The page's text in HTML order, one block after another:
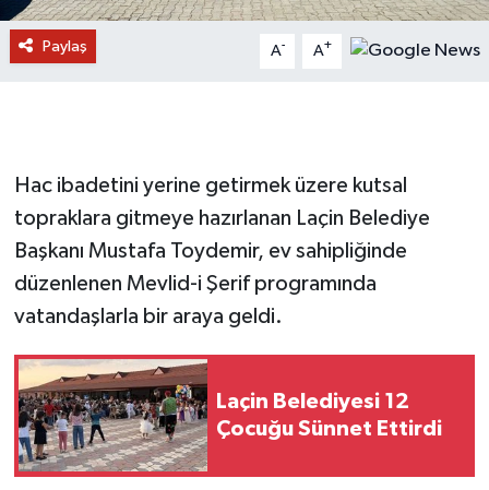
Paylaş A- A+
Hac ibadetini yerine getirmek üzere kutsal
topraklara gitmeye hazırlanan Laçin Belediye
Başkanı Mustafa Toydemir, ev sahipliğinde
düzenlenen Mevlid-i Şerif programında
vatandaşlarla bir araya geldi.
Laçin Belediyesi 12
Çocuğu Sünnet Ettirdi